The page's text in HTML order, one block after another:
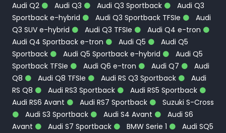
Audi Q2
Audi Q3 Audi Q3 Sportback
Audi Q3
Sportback e-hybrid
Audi Q3 Sportback TFSIe
Audi
Q3 SUV e-hybrid
Audi Q3 TFSIe
Audi Q4 e-tron
Audi Q4 Sportback e-tron
Audi Q5
Audi Q5
Sportback
Audi Q5 Sportback e-hybrid
Audi Q5
Sportback TFSIe
Audi Q6 e-tron Audi Q7
Audi
Q8
Audi Q8 TFSIe Audi RS Q3 Sportback
Audi
RS Q8
Audi RS3 Sportback
Audi RS5 Sportback
Audi RS6 Avant
Audi RS7 Sportback
Suzuki S-Cross
Audi S3 Sportback
Audi S4 Avant
Audi S6
Avant
Audi S7 Sportback BMW Serie 1
Audi SQ5